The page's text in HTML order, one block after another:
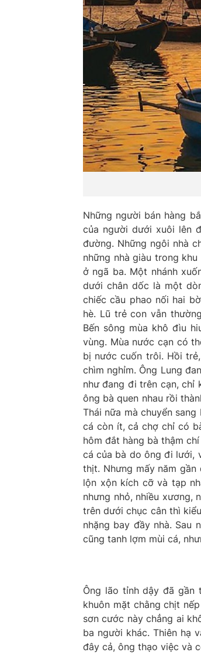
Những người bán hàng
của người dưới xuôi lên
đường. Những ngôi nhà
những nhà giàu trong
ở ngã ba. Một nhánh
dưới chân dốc là một
chiếc cầu phao nối hai
hè. Lũ trẻ con vẫn
Bến sông mùa khô đìu
vùng. Mùa nước cạn có
bị nước cuốn trôi. Hồi
chìm nghỉm. Ông Lung
như đang đi trên cạn, chỉ
ông bà quen nhau rồi
Thái nữa mà chuyển
cá còn ít, cả chợ chỉ có
hôm đắt hàng bà thậm
cá của bà do ông đi lưới,
thịt. Nhưng mấy năm gần
lộn xộn kích cỡ và tạp
nhưng nhỏ, nhiều xương,
trên dưới chục cân thì
nhặng bay đầy nhà. Sau
cũng tanh lợm mùi cá,
Ông lão tỉnh dậy đã gần
khuôn mặt chằng chịt
sơn cước này chẳng ai
ba người khác. Thiên hạ
đây cả, ông thạo việc và